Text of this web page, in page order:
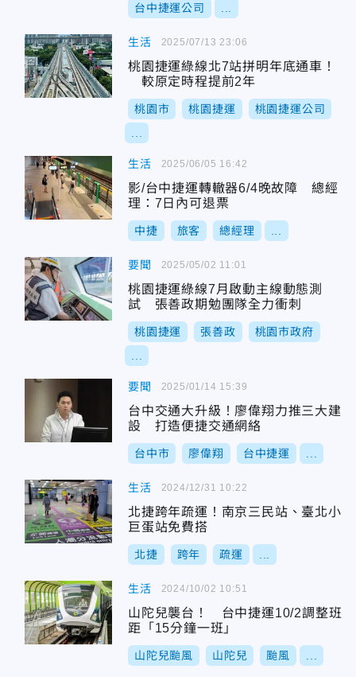
台中捷運公司
生活
桃園捷運綠線北7站拼明年底通車！
較原定時程提前2年
桃園市 桃園捷運 桃園捷運公司
2025/07/13 23:06
生活
影/台中捷運轉轍器6/4晚故障 總經
理：7日內可退票
中捷 旅客 總經理
2025/06/05 16:42
要聞
桃園捷運綠線7月啟動主線動態測
試 張善政期勉團隊全力衝刺
桃園捷運 張善政 桃園市政府
2025/05/02 11:01
要聞
台中交通大升級！廖偉翔力推三大建
設 打造便捷交通網絡
台中市 廖偉翔 台中捷運
2025/01/14 15:39
生活
北捷跨年疏運！南京三民站、臺北小
巨蛋站免費搭
北捷 跨年 疏運
2024/12/31 10:22
生活
山陀兒襲台！ 台中捷運10/2調整班
距「15分鐘一班」
山陀兒颱風 山陀兒 颱風
2024/10/02 10:51